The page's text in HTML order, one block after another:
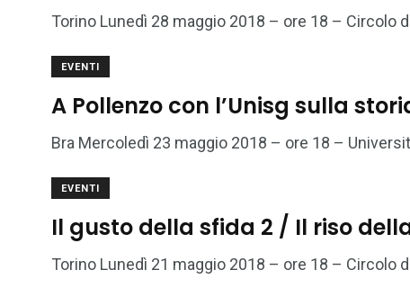
Torino Lunedì 28 maggio 2018 – ore 18 – Circolo
EVENTI
A Pollenzo con l’Unisg sulla
Bra Mercoledì 23 maggio 2018 – ore 18 –
EVENTI
Il gusto della sfida 2 / Il riso
Torino Lunedì 21 maggio 2018 – ore 18 – Circolo